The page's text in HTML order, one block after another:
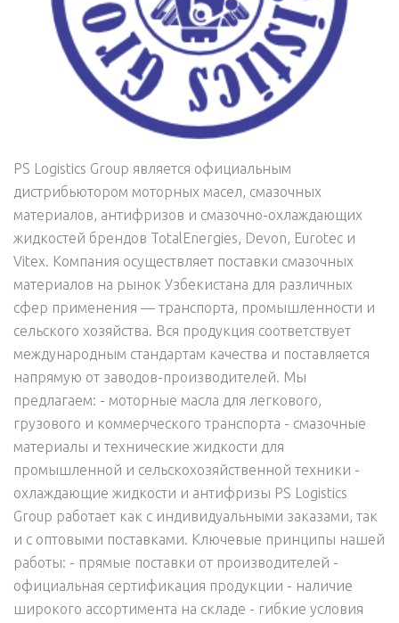
PS Logistics Group является официальным
дистрибьютором моторных масел, смазочных
материалов, антифризов и смазочно-охлаждающих
жидкостей брендов TotalEnergies, Devon, Eurotec и
Vitex. Компания осуществляет поставки смазочных
материалов на рынок Узбекистана для различных
сфер применения — транспорта, промышленности и
сельского хозяйства. Вся продукция соответствует
международным стандартам качества и поставляется
напрямую от заводов-производителей. Мы
предлагаем: - моторные масла для легкового,
грузового и коммерческого транспорта - смазочные
материалы и технические жидкости для
промышленной и сельскохозяйственной техники -
охлаждающие жидкости и антифризы PS Logistics
Group работает как с индивидуальными заказами, так
и с оптовыми поставками. Ключевые принципы нашей
работы: - прямые поставки от производителей -
официальная сертификация продукции - наличие
широкого ассортимента на складе - гибкие условия